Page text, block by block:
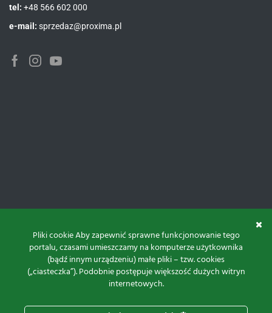
tel: +48 566 602 000
e-mail: sprzedaz@proxima.pl
FacebookInstagramYoutube
Pliki cookie Aby zapewnić sprawne funkcjonowanie tego
portalu, czasami umieszczamy na komputerze użytkownika
(bądź innym urządzeniu) małe pliki – tzw. cookies
(„ciasteczka”). Podobnie postępuje większość dużych witryn
internetowych.